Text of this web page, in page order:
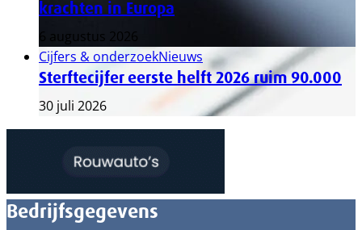
krachten in Europa
6 augustus 2026
Cijfers & onderzoekNieuws
Sterftecijfer eerste helft 2026 ruim 90.000
30 juli 2026
Bedrijfsgegevens